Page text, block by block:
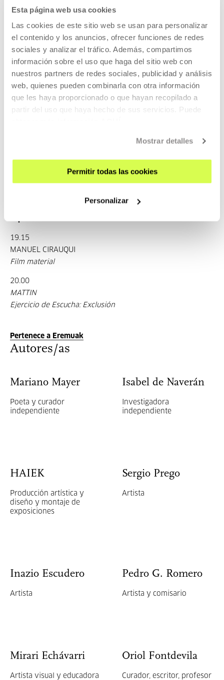
Esta página web usa cookies
Las cookies de este sitio web se usan para personalizar
el contenido y los anuncios, ofrecer funciones de redes
sociales y analizar el tráfico. Además, compartimos
información sobre el uso que haga del sitio web con
nuestros partners de redes sociales, publicidad y análisis
web, quienes pueden combinarla con otra información
que les haya proporcionado o que hayan recopilado a
partir del uso que haya hecho de sus servicios. Puede
Mostrar detalles
Permitir todas las cookies
Personalizar
ORIOL FONTDEVILA
La literalidad nunca es bella (ni en el arte ni en la
mediación)
17.45
IÑIGO VILLAFRANCA
ez pro gui
19.15
MANUEL CIRAUQUI
Film material
20.00
MATTIN
Ejercicio de Escucha: Exclusión
Pertenece a Eremuak
Autores/as
Mariano Mayer
Poeta y curador
independiente
Isabel de Naverán
Investigadora
independiente
HAIEK
Producción artística y
diseño y montaje de
exposiciones
Sergio Prego
Artista
Inazio Escudero
Artista
Pedro G. Romero
Artista y comisario
Mirari Echávarri
Artista visual y educadora
Oriol Fontdevila
Curador, escritor, profesor